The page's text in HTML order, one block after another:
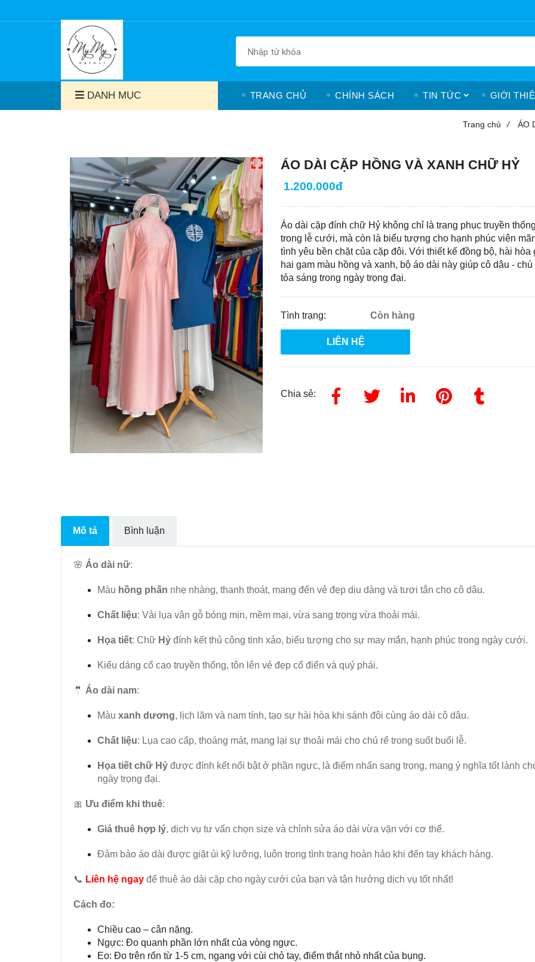
DANH MỤC TRANG CHỦ CHÍNH SÁCH TIN TỨC GIỚI
Trang chủ / ÁO
ÁO DÀI CẶP HỒNG VÀ XANH CHỮ HỶ
1.200.000đ
Áo dài cặp đính chữ Hỷ không chỉ là trang phục truyền
trong lễ cưới, mà còn là biểu tượng cho hạnh phúc viên
tình yêu bền chặt của cặp đôi. Với thiết kế đồng bộ, hài hòa
hai gam màu hồng và xanh, bộ áo dài này giúp cô dâu - chú
tỏa sáng trong ngày trọng đại.
Tình trạng: Còn hàng
LIÊN HỆ
Chia sẻ:
Mô tả Bình luận
🌸 Áo dài nữ:
Màu hồng phấn nhẹ nhàng, thanh thoát, mang đến vẻ đẹp dịu dàng và tươi tắn cho cô dâu.
Chất liệu: Vải lụa vân gỗ bóng mịn, mềm mại, vừa sang trọng vừa thoải mái.
Họa tiết: Chữ Hỷ đính kết thủ công tinh xảo, biểu tượng cho sự may mắn, hạnh phúc trong ngày cưới.
Kiểu dáng cổ cao truyền thống, tôn lên vẻ đẹp cổ điển và quý phái.
🤵 Áo dài nam:
Màu xanh dương, lịch lãm và nam tính, tạo sự hài hòa khi sánh đôi cùng áo dài cô dâu.
Chất liệu: Lụa cao cấp, thoáng mát, mang lại sự thoải mái cho chú rể trong suốt buổi lễ.
Họa tiết chữ Hỷ được đính kết nổi bật ở phần ngực, là điểm nhấn sang trọng, mang ý nghĩa tốt lành
ngày trọng đại.
🎀 Ưu điểm khi thuê:
Giá thuê hợp lý, dịch vụ tư vấn chọn size và chỉnh sửa áo dài vừa vặn với cơ thể.
Đảm bảo áo dài được giặt ủi kỹ lưỡng, luôn trong tình trạng hoàn hảo khi đến tay khách hàng.
📞 Liên hệ ngay để thuê áo dài cặp cho ngày cưới của bạn và tận hưởng dịch vụ tốt nhất!
Cách đo:
Chiều cao – cân nặng.
Ngực: Đo quanh phần lớn nhất của vòng ngực.
Eo: Đo trên rốn từ 1-5 cm, ngang với cùi chỏ tay, điểm thắt nhỏ nhất của bụng.